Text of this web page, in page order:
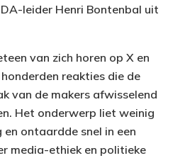
leider Henri Bontenbal uit
van zich horen op X en
reakties die de
van de makers afwisselend
Het onderwerp liet weinig
ontaardde snel in een
media-ethiek en politieke